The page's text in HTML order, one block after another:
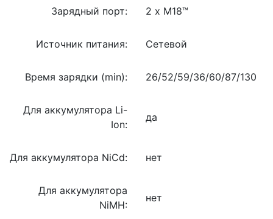
Зарядный порт: 2 x M18™
Источник питания: Сетевой
Время зарядки (min): 26/52/59/36/60/87/130
Для аккумулятора Li-
Ion:
да
Для аккумулятора NiCd: нет
Для аккумулятора
NiMH:
нет